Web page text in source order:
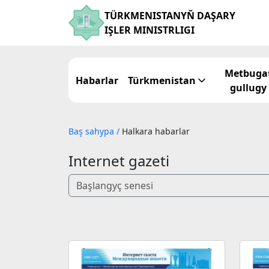
TÜRKMENISTANYŇ DAŞARY
IŞLER MINISTRLIGI
Habarlar Türkmenistan
gullugy
Baş sahypa / Halkara habarlar
Internet gazeti